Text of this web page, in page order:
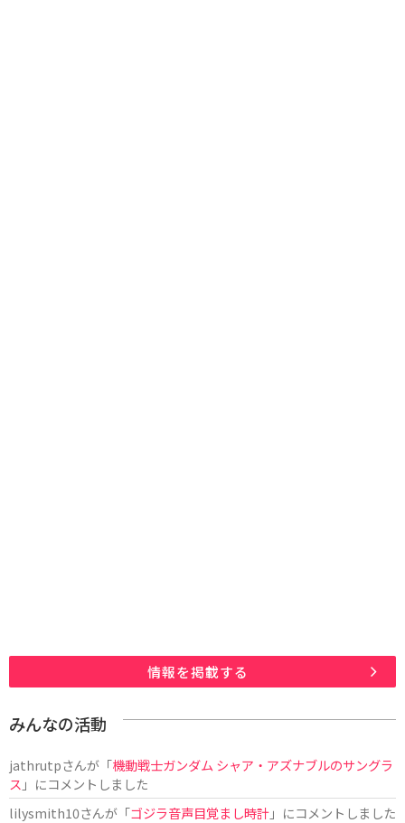
情報を掲載する
みんなの活動
jathrutpさんが「機動戦士ガンダム シャア・アズナブルのサングラ
ス 」にコメントしました
lilysmith10さんが「ゴジラ音声目覚まし時計」にコメントしました